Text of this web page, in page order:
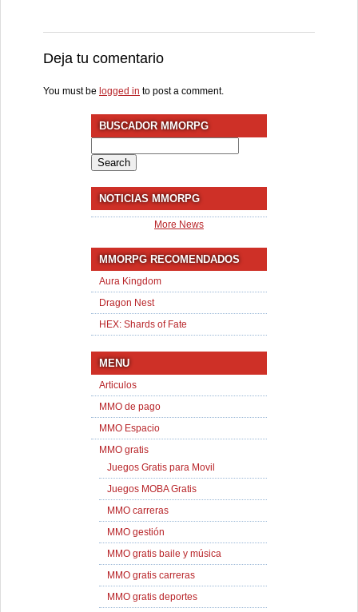
Deja tu comentario
You must be logged in to post a comment.
BUSCADOR MMORPG
for:
NOTICIAS MMORPG
More News
MMORPG RECOMENDADOS
Aura Kingdom
Dragon Nest
HEX: Shards of Fate
MENU
Articulos
MMO de pago
MMO Espacio
MMO gratis
Juegos Gratis para Movil
Juegos MOBA Gratis
MMO carreras
MMO gestión
MMO gratis baile y música
MMO gratis carreras
MMO gratis deportes